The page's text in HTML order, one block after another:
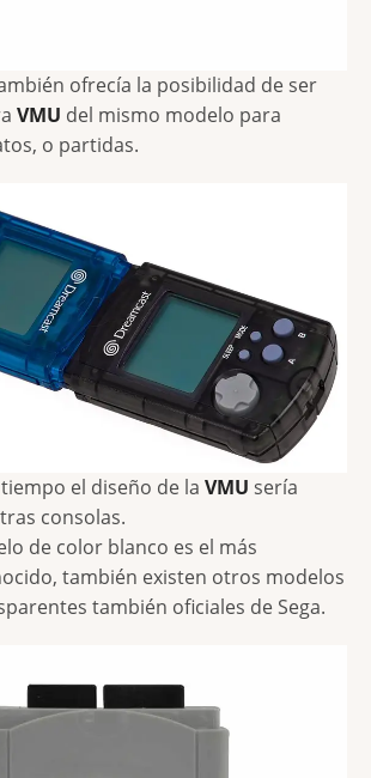
ofrecía la posibilidad de ser
VMU del mismo modelo para
o partidas.
el diseño de la VMU sería
consolas.
de color blanco es el más
también existen otros modelos
también oficiales de Sega.